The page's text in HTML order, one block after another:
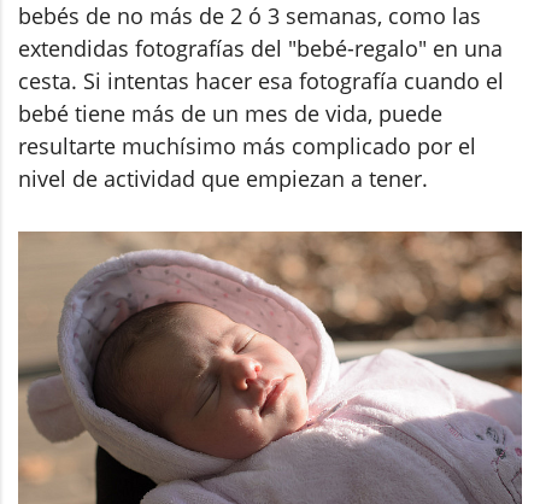
bebés de no más de 2 ó 3 semanas, como las
extendidas fotografías del "bebé-regalo" en una
cesta. Si intentas hacer esa fotografía cuando el
bebé tiene más de un mes de vida, puede
resultarte muchísimo más complicado por el
nivel de actividad que empiezan a tener.